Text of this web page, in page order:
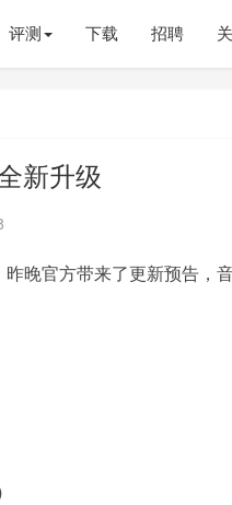
评测 下载 招聘
新升级
晚官方带来了更新预告，